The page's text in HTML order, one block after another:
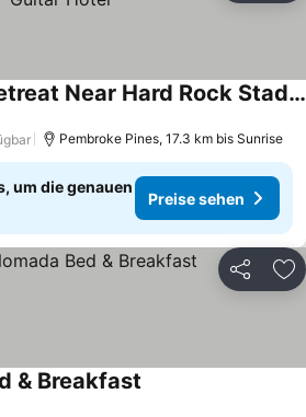
Private & Quiet Retreat Near Hard Rock Stadium and Guitar Hotel
Pembroke Pines, 17.3 km bis Sunrise
um die genauen
Preise sehen
Teilen
& Breakfast